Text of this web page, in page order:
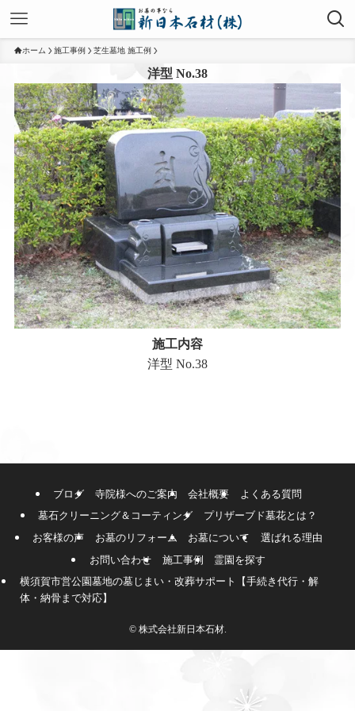
ホーム 施工事例 芝生墓地 施工例
洋型 No.38
施工内容
洋型 No.38
ブログ 寺院様へのご案内 会社概要
よくある質問
墓石クリーニング＆コーティング
プリザーブド墓花とは？
お客様の声
お墓のリフォーム お墓について
選ばれる理由
お問い合わせ
施工事例
霊園を探す
横須賀市営公園墓地の墓じまい・改葬サポート【手続き代行・解
体・納骨まで対応】
©株式会社新日本石材.